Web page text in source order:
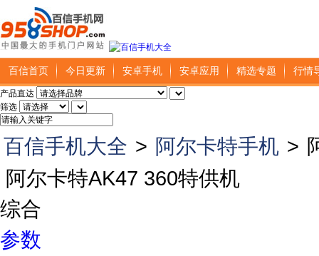
百信首页 今日更新 安卓手机 安卓应用 精选专题 行情
产品直达
筛选
百信手机大全 > 阿尔卡特手机 >
阿尔卡特AK47 360特供机
综合
参数